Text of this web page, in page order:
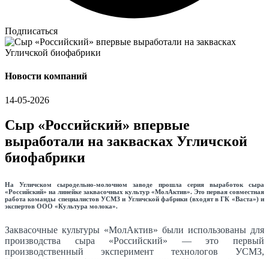
Подписаться
Новости компаний
14-05-2026
Сыр «Российский» впервые
выработали на заквасках Угличской
биофабрики
На Угличском сыродельно-молочном заводе прошла серия выработок сыра
«Российский» на линейке заквасочных культур «МолАктив». Это первая совместная
работа команды специалистов УСМЗ и Угличской фабрики (входят в ГК «Васта») и
экспертов ООО «Культура молока».
Заквасочные культуры «МолАктив» были использованы для
производства сыра «Российский» — это первый
производственный эксперимент технологов УСМЗ,